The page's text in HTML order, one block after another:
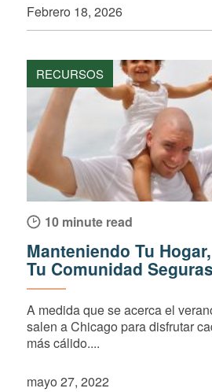
Febrero 18, 2026
RECURSOS
10 minute read
Manteniendo Tu
Tu Comunidad
A medida que se acerca el
salen a Chicago para disfrutar
más cálido....
mayo 27, 2022